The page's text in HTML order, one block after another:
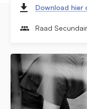
Download hier
Raad